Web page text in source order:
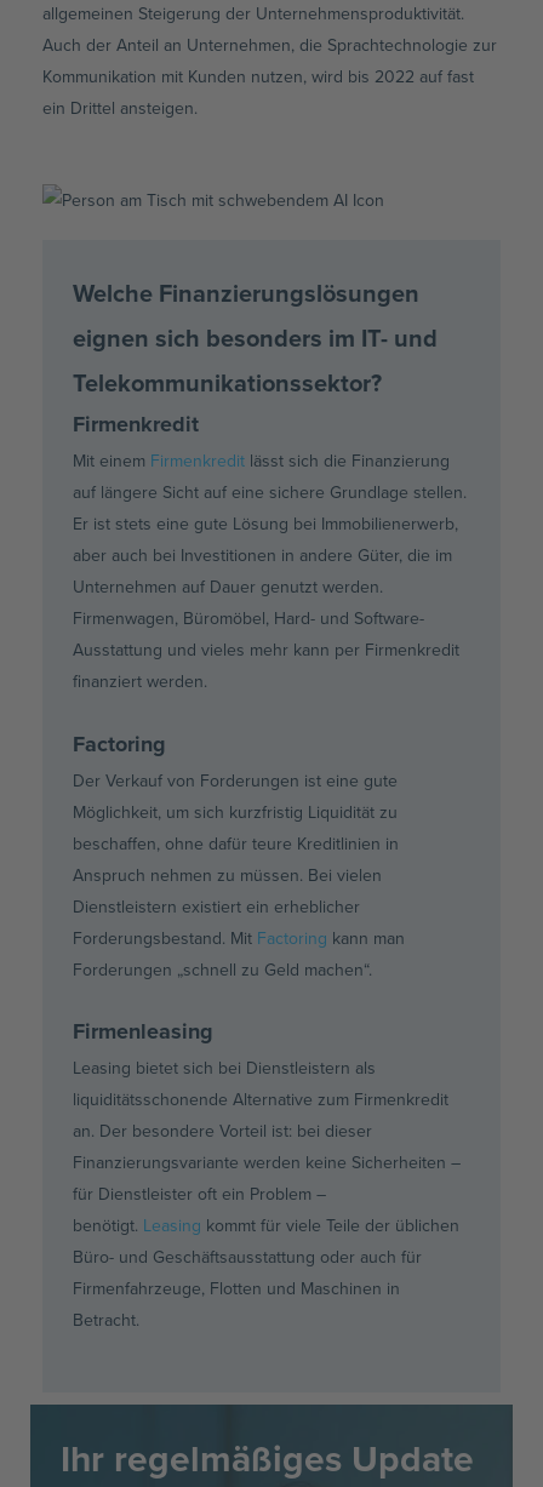
allgemeinen Steigerung der Unternehmensproduktivität.
Auch der Anteil an Unternehmen, die Sprachtechnologie zur
Kommunikation mit Kunden nutzen, wird bis 2022 auf fast
ein Drittel ansteigen.
Welche Finanzierungslösungen
eignen sich besonders im IT- und
Telekommunikationssektor?
Firmenkredit
Mit einem Firmenkredit lässt sich die Finanzierung
auf längere Sicht auf eine sichere Grundlage stellen.
Er ist stets eine gute Lösung bei Immobilienerwerb,
aber auch bei Investitionen in andere Güter, die im
Unternehmen auf Dauer genutzt werden.
Firmenwagen, Büromöbel, Hard- und Software-
Ausstattung und vieles mehr kann per Firmenkredit
finanziert werden.
Factoring
Der Verkauf von Forderungen ist eine gute
Möglichkeit, um sich kurzfristig Liquidität zu
beschaffen, ohne dafür teure Kreditlinien in
Anspruch nehmen zu müssen. Bei vielen
Dienstleistern existiert ein erheblicher
Forderungsbestand. Mit Factoring kann man
Forderungen „schnell zu Geld machen“.
Firmenleasing
Leasing bietet sich bei Dienstleistern als
liquiditätsschonende Alternative zum Firmenkredit
an. Der besondere Vorteil ist: bei dieser
Finanzierungsvariante werden keine Sicherheiten –
für Dienstleister oft ein Problem –
benötigt. Leasing kommt für viele Teile der üblichen
Büro- und Geschäftsausstattung oder auch für
Firmenfahrzeuge, Flotten und Maschinen in
Betracht.
Ihr regelmäßiges Update